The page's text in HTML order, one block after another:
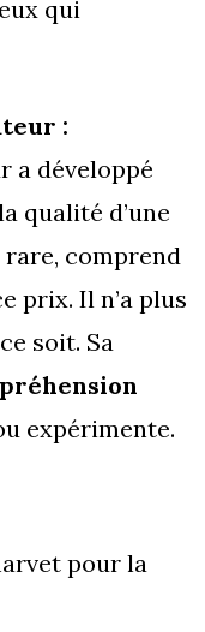
qui
:
a développé
qualité d’une
comprend
prix. Il n’a plus
soit. Sa
expérimente.
pour la